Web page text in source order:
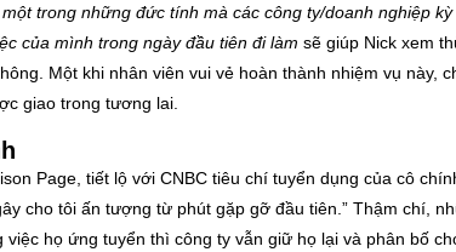
trong những đức tính mà các công ty/doanh nghiệp
của mình trong ngày đầu tiên đi làm sẽ giúp Nick xem
Một khi nhân viên vui vẻ hoàn thành nhiệm vụ này,
giao trong tương lai.
Page, tiết lộ với CNBC tiêu chí tuyển dụng của cô
cho tôi ấn tượng từ phút gặp gỡ đầu tiên.” Thậm chí,
họ ứng tuyển thì công ty vẫn giữ họ lại và phân bố